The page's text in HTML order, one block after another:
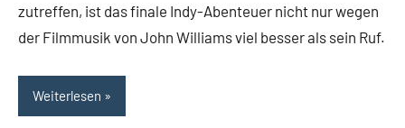
zutreffen, ist das finale Indy-Abenteuer nicht nur wegen
der Filmmusik von John Williams viel besser als sein Ruf.
Weiterlesen